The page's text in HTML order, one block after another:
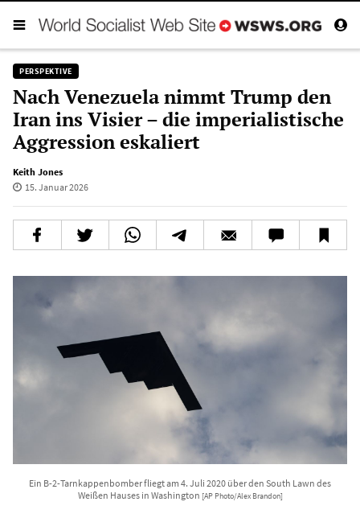
PERSPEKTIVE
Nach Venezuela nimmt Trump den
Iran ins Visier – die imperialistische
Aggression eskaliert
Keith Jones
15. Januar 2026
Ein B-2-Tarnkappenbomber fliegt am 4. Juli 2020 über den South Lawn des
Weißen Hauses in Washington [AP Photo/Alex Brandon]